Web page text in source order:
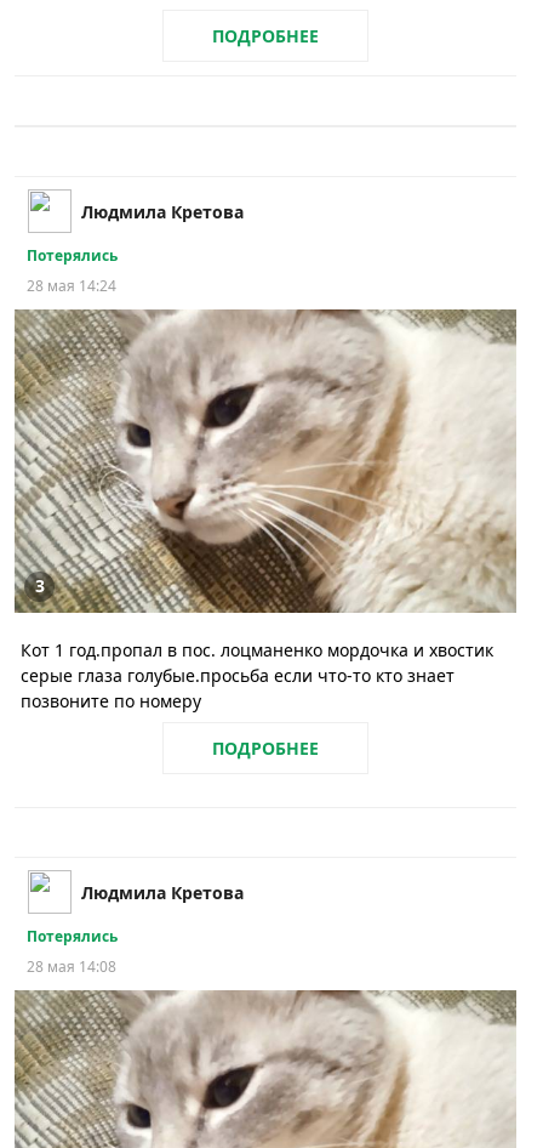
ПОДРОБНЕЕ
Людмила Кретова
Потерялись
28 мая 14:24
3
Кот 1 год.пропал в пос. лоцманенко мордочка и хвостик
серые глаза голубые.просьба если что-то кто знает
позвоните по номеру
ПОДРОБНЕЕ
Людмила Кретова
Потерялись
28 мая 14:08